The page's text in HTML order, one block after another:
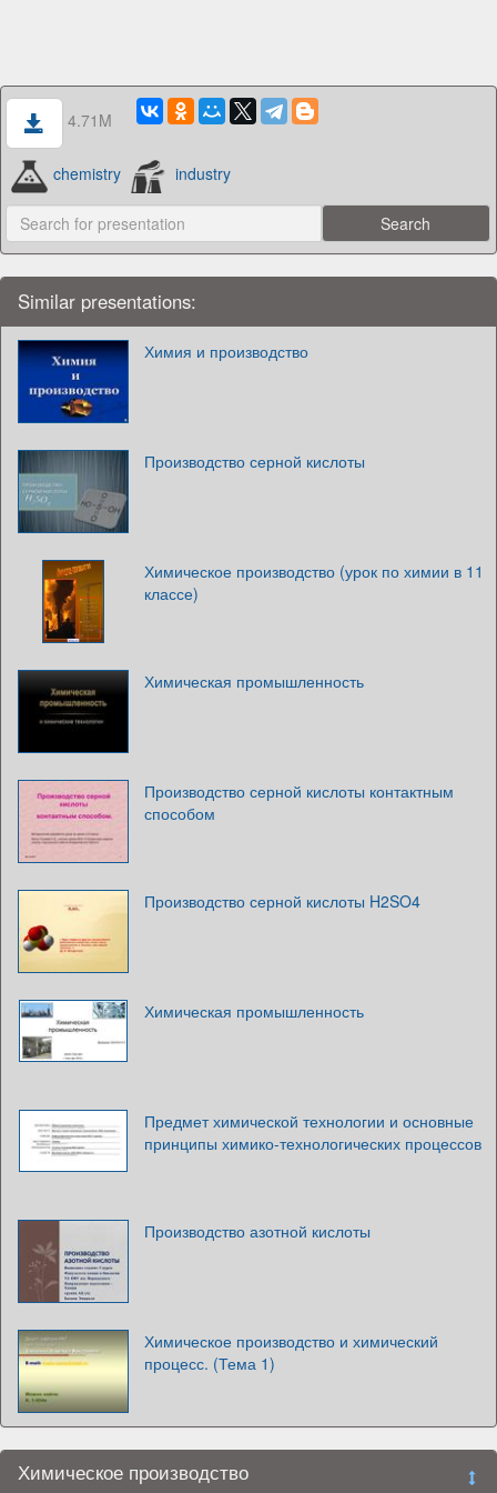
4.71M
chemistry industry
Similar presentations:
Химия и производство
Производство серной кислоты
Химическое производство (урок по химии в 11
классе)
Химическая промышленность
Производство серной кислоты контактным
способом
Производство серной кислоты H2SO4
Химическая промышленность
Предмет химической технологии и основные
принципы химико-технологических процессов
Производство азотной кислоты
Химическое производство и химический
процесс. (Тема 1)
Химическое производство